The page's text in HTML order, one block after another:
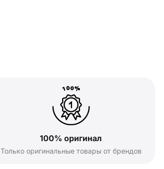
100% оригинал
Только оригинальные товары от брендов